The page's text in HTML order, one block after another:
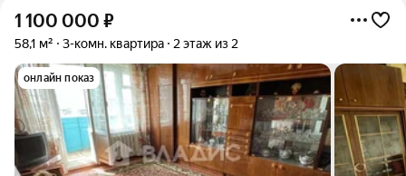
1 100 000 ₽
58,1 м² 3-комн. квартира 2 этаж из 2
онлайн показ